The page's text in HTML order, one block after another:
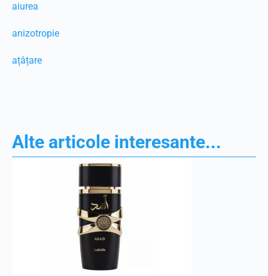
aiurea
anizotropie
ațâțare
Alte articole interesante...